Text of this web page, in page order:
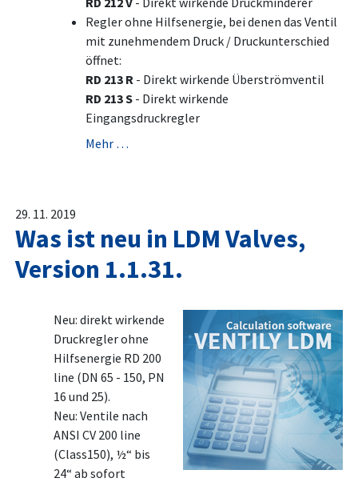
Regler ohne Hilfsenergie, bei denen das Ventil
mit zunehmendem Druck / Druckunterschied
öffnet:
RD 213 R - Direkt wirkende Überströmventil
RD 213 S - Direkt wirkende
Eingangsdruckregler
Mehr …
29. 11. 2019
Was ist neu in LDM Valves,
Version 1.1.31.
Neu: direkt wirkende
Druckregler ohne
Hilfsenergie RD 200
line (DN 65 - 150, PN
16 und 25).
Neu: Ventile nach
ANSI CV 200 line
(Class150), ½“ bis
24“ ab sofort